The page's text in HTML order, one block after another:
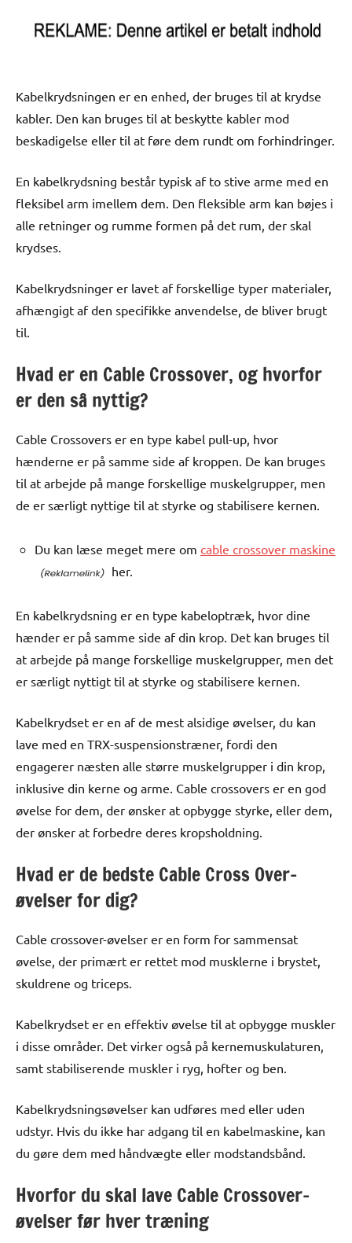
Kabelkrydsningen er en enhed, der bruges til at krydse
kabler. Den kan bruges til at beskytte kabler mod
beskadigelse eller til at føre dem rundt om forhindringer.
En kabelkrydsning består typisk af to stive arme med en
fleksibel arm imellem dem. Den fleksible arm kan bøjes i
alle retninger og rumme formen på det rum, der skal
krydses.
Kabelkrydsninger er lavet af forskellige typer materialer,
afhængigt af den specifikke anvendelse, de bliver brugt
til.
Hvad er en Cable Crossover, og hvorfor
er den så nyttig?
Cable Crossovers er en type kabel pull-up, hvor
hænderne er på samme side af kroppen. De kan bruges
til at arbejde på mange forskellige muskelgrupper, men
de er særligt nyttige til at styrke og stabilisere kernen.
Du kan læse meget mere om cable crossover maskine
her.
En kabelkrydsning er en type kabeloptræk, hvor dine
hænder er på samme side af din krop. Det kan bruges til
at arbejde på mange forskellige muskelgrupper, men det
er særligt nyttigt til at styrke og stabilisere kernen.
Kabelkrydset er en af de mest alsidige øvelser, du kan
lave med en TRX-suspensionstræner, fordi den
engagerer næsten alle større muskelgrupper i din krop,
inklusive din kerne og arme. Cable crossovers er en god
øvelse for dem, der ønsker at opbygge styrke, eller dem,
der ønsker at forbedre deres kropsholdning.
Hvad er de bedste Cable Cross Over-
øvelser for dig?
Cable crossover-øvelser er en form for sammensat
øvelse, der primært er rettet mod musklerne i brystet,
skuldrene og triceps.
Kabelkrydset er en effektiv øvelse til at opbygge muskler
i disse områder. Det virker også på kernemuskulaturen,
samt stabiliserende muskler i ryg, hofter og ben.
Kabelkrydsningsøvelser kan udføres med eller uden
udstyr. Hvis du ikke har adgang til en kabelmaskine, kan
du gøre dem med håndvægte eller modstandsbånd.
Hvorfor du skal lave Cable Crossover-
øvelser før hver træning